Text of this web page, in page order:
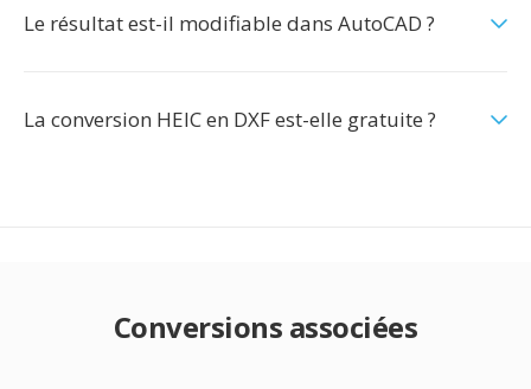
Le résultat est-il modifiable dans AutoCAD ?
La conversion HEIC en DXF est-elle gratuite ?
Conversions associées